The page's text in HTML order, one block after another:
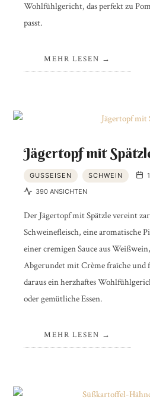
Wohlfühlgericht, das perfekt zu
passt.
MEHR LESEN
Jägertopf mit
GUSSEISEN SCHWEIN
390 ANSICHTEN
Der Jägertopf mit Spätzle vereint
Schweinefleisch, eine aromatische
einer cremigen Sauce aus
Abgerundet mit Crème fraîche
daraus ein herzhaftes
oder gemütliche Essen.
MEHR LESEN